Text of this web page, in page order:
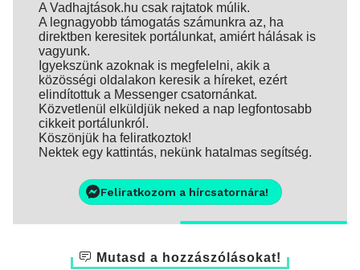
A Vadhajtások.hu csak rajtatok múlik.
A legnagyobb támogatás számunkra az, ha
direktben keresitek portálunkat, amiért hálásak is
vagyunk.
Igyekszünk azoknak is megfelelni, akik a
közösségi oldalakon keresik a híreket, ezért
elindítottuk a Messenger csatornánkat.
Közvetlenül elküldjük neked a nap legfontosabb
cikkeit portálunkról.
Köszönjük ha feliratkoztok!
Nektek egy kattintás, nekünk hatalmas segítség.
Feliratkozom a hírcsatornára!
Mutasd a hozzászólásokat!